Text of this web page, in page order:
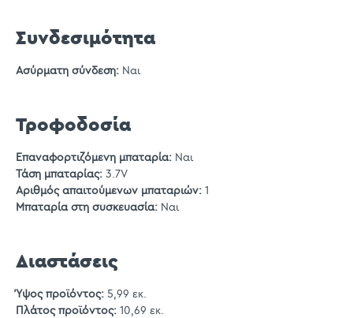
Συνδεσιμότητα
Ασύρματη σύνδεση: Ναι
Τροφοδοσία
Επαναφορτιζόμενη μπαταρία: Ναι
Τάση μπαταρίας: 3.7V
Αριθμός απαιτούμενων μπαταριών: 1
Μπαταρία στη συσκευασία: Ναι
Διαστάσεις
Ύψος προϊόντος: 5,99 εκ.
Πλάτος προϊόντος: 10,69 εκ.